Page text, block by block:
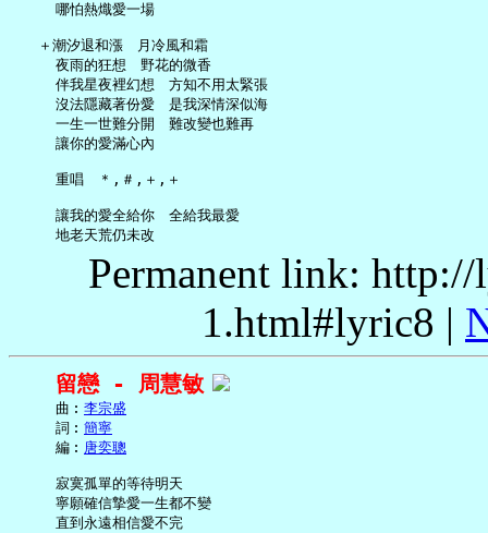
     哪怕熱熾愛一場
   ＋潮汐退和漲　月冷風和霜
     夜雨的狂想　野花的微香
     伴我星夜裡幻想　方知不用太緊張
     沒法隱藏著份愛　是我深情深似海
     一生一世難分開　難改變也難再
     讓你的愛滿心內
     重唱　＊,＃,＋,＋
     讓我的愛全給你　全給我最愛
Permanent link:
1.html#lyric8 |
留戀 - 周慧敏
     曲︰
李宗盛
     詞︰
簡寧
     編︰
唐奕聰
     寂寞孤單的等待明天
     寧願確信摯愛一生都不變
     直到永遠相信愛不完